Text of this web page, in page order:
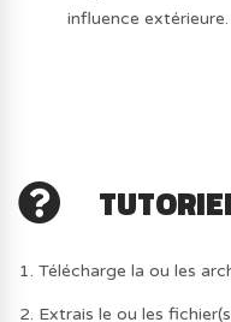
influence extérieure.
1. Télécharge la ou les
2. Extrais le ou les